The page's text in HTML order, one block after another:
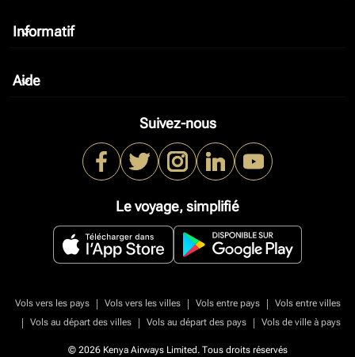
Informatif
keyboard_arrow_down
Aide
keyboard_arrow_down
Suivez-nous
Le voyage, simplifié
Vols vers les pays | Vols vers les villes | Vols entre pays |
Vols entre villes
|
Vols au départ des villes | Vols au départ des pays | Vols de ville à pays
© 2026 Kenya Airways Limited. Tous droits réservés